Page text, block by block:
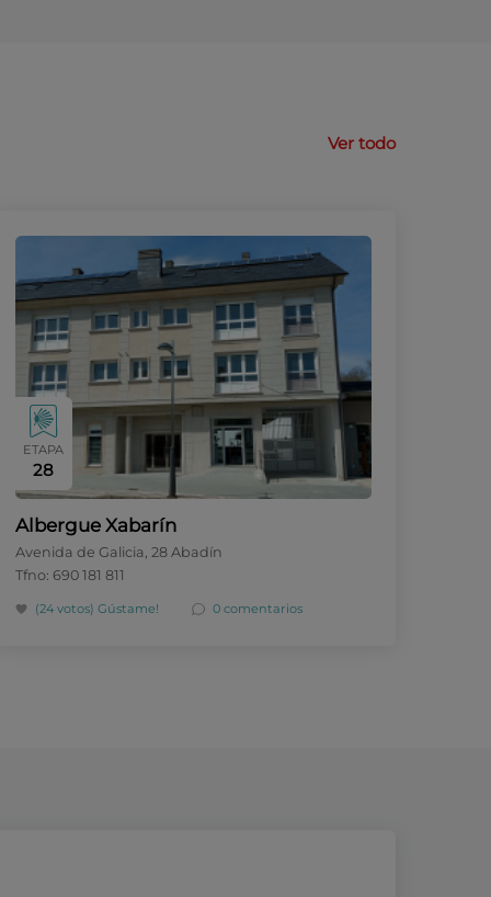
Ver todo
ETAPA
28
Albergue Xabarín
Avenida de Galicia, 28 Abadín
Tfno: 690 181 811
(24 votos)Gústame! 0 comentarios